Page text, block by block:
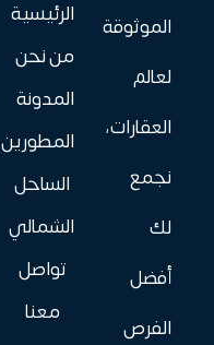
الموثوقة
لعالم
العقارات،
نجمع
لك
أفضل
الفرص
الرئيسية
من نحن
المدونة
المطورين
الساحل
الشمالي
تواصل
معنا